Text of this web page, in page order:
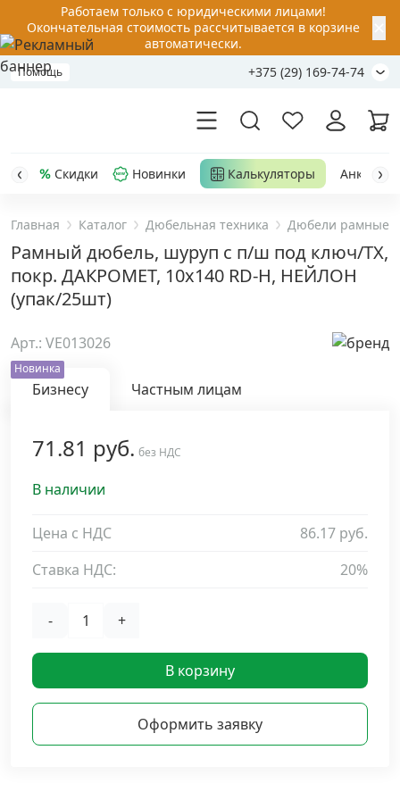
Работаем только с юридическими лицами!
Окончательная стоимость рассчитывается в корзине
автоматически.
Помощь +375 (29) 169-74-74
Акции
Распродажа
Анкерная техника
Кабельный крепеж
Строительный инструмент и инвентарь ›
Заклепки
Гвозди и скобы ›
Хомуты и шуруп-шпильки
Скидки Новинки Калькуляторы Анкер-
Главная Каталог Дюбельная техника Дюбели рамные
Рамный дюбель, шуруп с п/ш под ключ/TX,
покр. ДАКРОМЕТ, 10x140 RD-H, НЕЙЛОН
(упак/25шт)
Арт.: VE013026
Новинка
Бизнесу Частным лицам
71.81 руб. без НДС
В наличии
Цена с НДС
86.17 руб.
Ставка НДС:
20%
- +
В корзину
Оформить заявку